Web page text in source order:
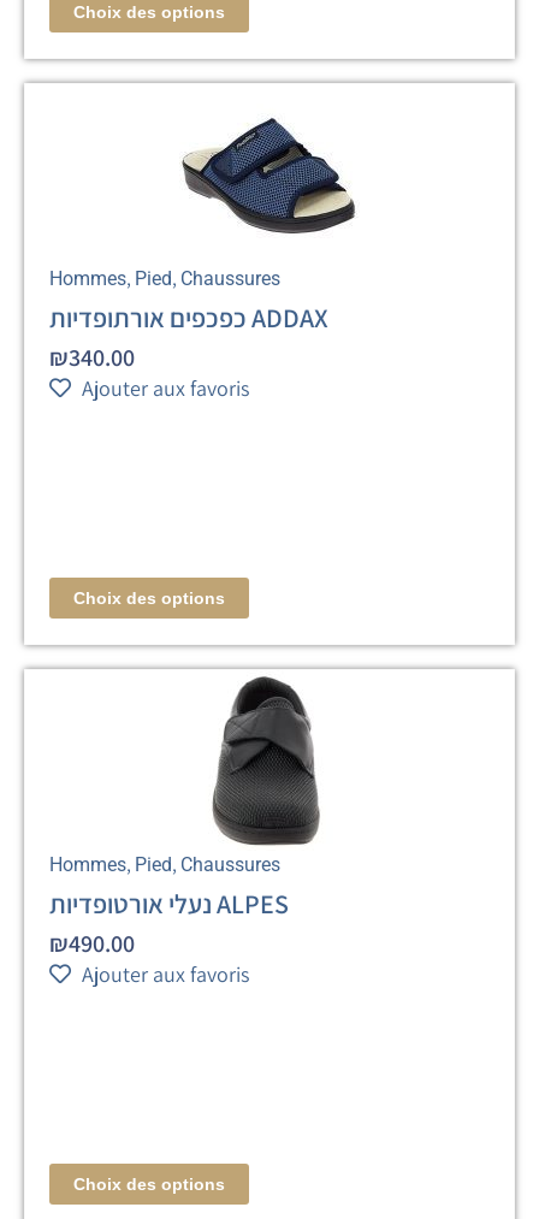
Choix des options
Hommes, Pied, Chaussures
כפכפים אורתופדיות ADDAX
₪340.00
Ajouter aux favoris
Choix des options
Hommes, Pied, Chaussures
נעלי אורטופדיות ALPES
₪490.00
Ajouter aux favoris
Choix des options